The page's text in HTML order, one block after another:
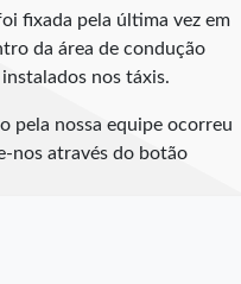
fixada pela última vez em
da área de condução
nos táxis.
pela nossa equipe ocorreu
nos através do botão